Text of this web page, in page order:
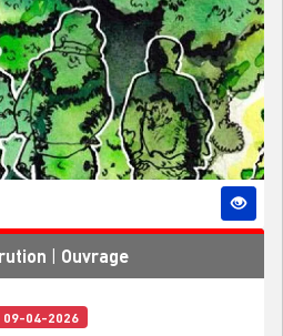
Ouvrage
09-04-2026